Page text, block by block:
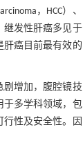
，HCC）、
继发性肝癌多见于
肝癌目前最有效的
剧增加，腹腔镜技
于多学科领域，包
行性及安全性。因